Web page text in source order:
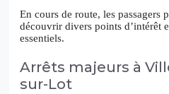
En cours de route, les passagers
découvrir divers points d’intérêt
essentiels.
Arrêts majeurs à
sur-Lot